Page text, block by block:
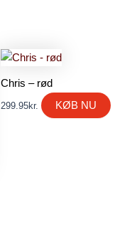
Chris – rød
299.95kr. KØB NU